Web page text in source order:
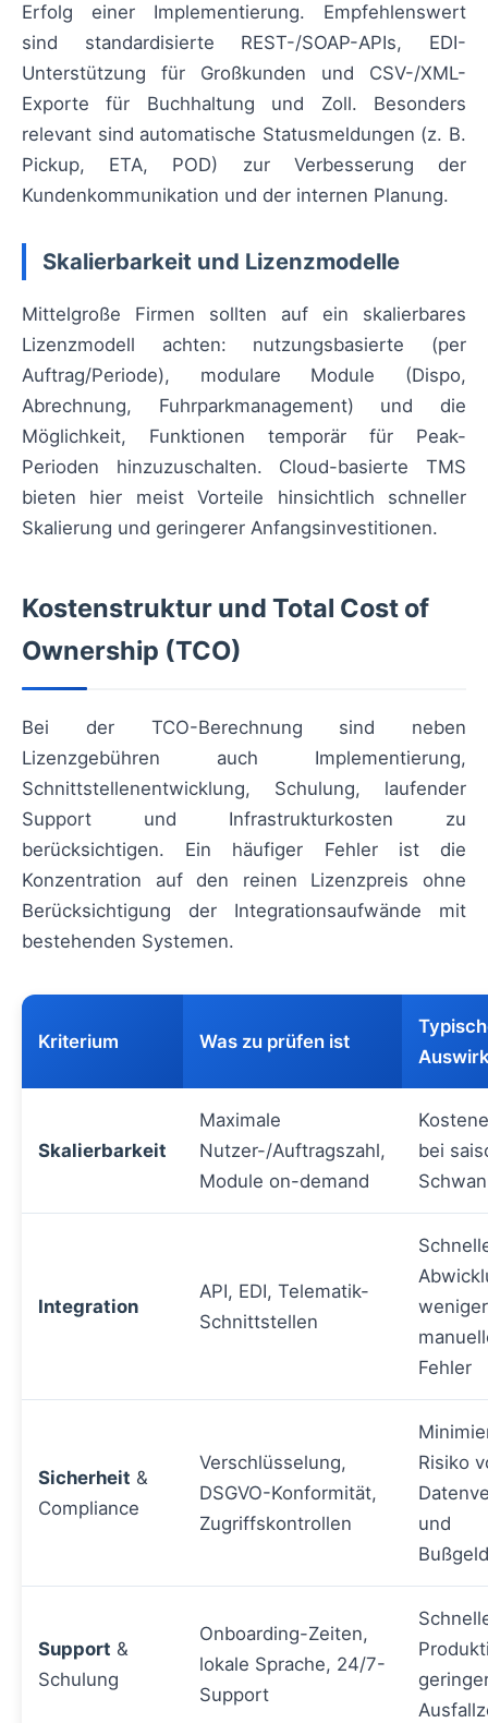
Erfolg einer Implementierung. Empfehlenswert
sind standardisierte REST-/SOAP-APIs, EDI-
Unterstützung für Großkunden und CSV-/XML-
Exporte für Buchhaltung und Zoll. Besonders
relevant sind automatische Statusmeldungen (z. B.
Pickup, ETA, POD) zur Verbesserung der
Kundenkommunikation und der internen Planung.
Skalierbarkeit und Lizenzmodelle
Mittelgroße Firmen sollten auf ein skalierbares
Lizenzmodell achten: nutzungsbasierte (per
Auftrag/Periode), modulare Module (Dispo,
Abrechnung, Fuhrparkmanagement) und die
Möglichkeit, Funktionen temporär für Peak-
Perioden hinzuzuschalten. Cloud-basierte TMS
bieten hier meist Vorteile hinsichtlich schneller
Skalierung und geringerer Anfangsinvestitionen.
Kostenstruktur und Total Cost of
Ownership (TCO)
Bei der TCO-Berechnung sind neben
Lizenzgebühren auch Implementierung,
Schnittstellenentwicklung, Schulung, laufender
Support und Infrastrukturkosten zu
berücksichtigen. Ein häufiger Fehler ist die
Konzentration auf den reinen Lizenzpreis ohne
Berücksichtigung der Integrationsaufwände mit
bestehenden Systemen.
Kriterium Was zu prüfen ist
Skalierbarkeit
Maximale
Nutzer-/Auftragszahl,
Module on-demand
bei
Integration
API, EDI, Telematik-
Schnittstellen
weniger
Fehler
Sicherheit &
Compliance
Verschlüsselung,
DSGVO-Konformität,
Zugriffskontrollen
Risiko
und
Support &
Schulung
Onboarding-Zeiten,
lokale Sprache, 24/7-
Support